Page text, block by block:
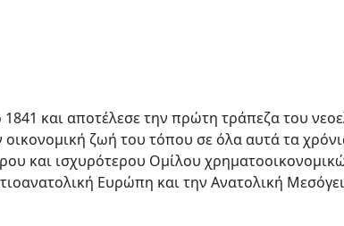
και αποτέλεσε την πρώτη τράπεζα του
ζωή του τόπου σε όλα αυτά τα
και ισχυρότερου Ομίλου
Ευρώπη και την Ανατολική